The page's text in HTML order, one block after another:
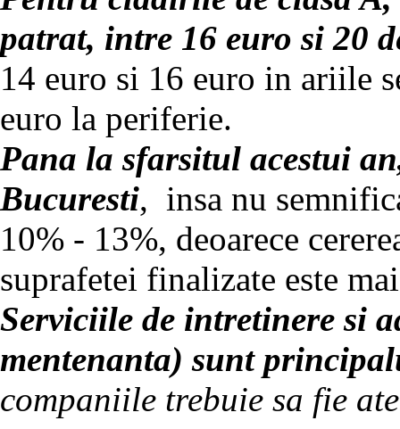
patrat, intre 16 euro si 20
14 euro si 16 euro in ariile
euro la periferie.
Pana la sfarsitul acestui
Bucuresti, insa nu
10% - 13%, deoarece
suprafetei finalizate este
Serviciile de intretinere si
mentenanta) sunt
companiile trebuie sa fie